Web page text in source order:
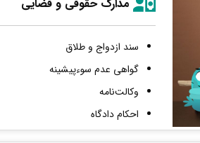
مدارک حقوقی و قضایی
سند ازدواج و طلاق
گواهی عدم سوءپیشینه
وکالت‌نامه
احکام دادگاه